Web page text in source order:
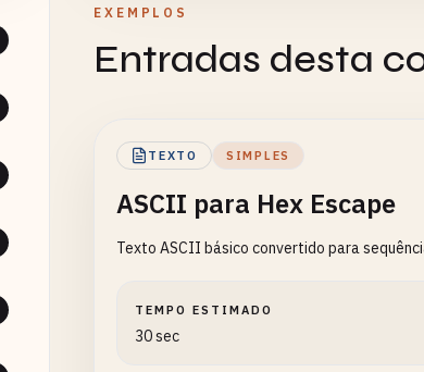
EXEMPLOS
Entradas desta
TEXTO SIMPLES
ASCII para Hex Escape
Texto ASCII básico convertido para
TEMPO ESTIMADO
30 sec